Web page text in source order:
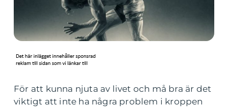
För att kunna njuta av livet och må bra är det
viktigt att inte ha några problem i kroppen